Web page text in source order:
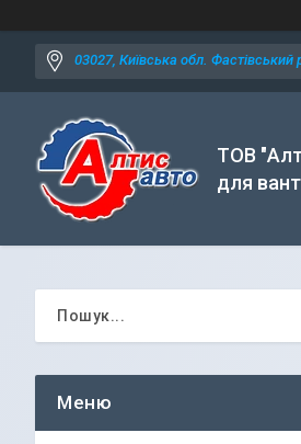
03027, Київська обл. Фастівський
ТОВ
для